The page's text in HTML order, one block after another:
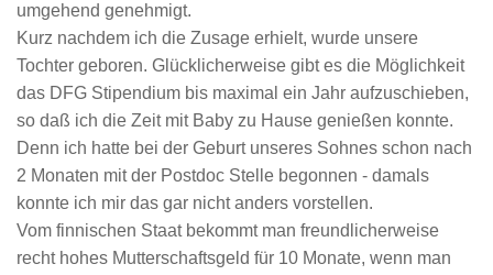
umgehend genehmigt.
Kurz nachdem ich die Zusage erhielt, wurde unsere
Tochter geboren. Glücklicherweise gibt es die Möglichkeit
das DFG Stipendium bis maximal ein Jahr aufzuschieben,
so daß ich die Zeit mit Baby zu Hause genießen konnte.
Denn ich hatte bei der Geburt unseres Sohnes schon nach
2 Monaten mit der Postdoc Stelle begonnen - damals
konnte ich mir das gar nicht anders vorstellen.
Vom finnischen Staat bekommt man freundlicherweise
recht hohes Mutterschaftsgeld für 10 Monate, wenn man